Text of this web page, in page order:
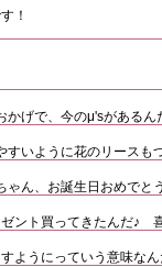
！
げで、今のμ'sがあるん
いように花のリースも
、お誕生日おめでと
ゼント買ってきたんだ
ようにっていう意味なん